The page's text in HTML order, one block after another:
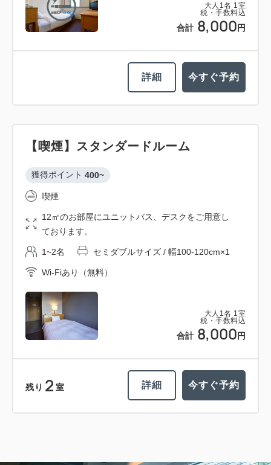
大人 1 名 1 室
税・手数料込
合計 8,000 円
詳細 今すぐ予約
大人 1 名 1 室
税・手数料込
合計 8,000 円
【喫煙】スタンダードルーム
獲得ポイント 400~
喫煙
12㎡のお部屋にユニットバス、デスクをご用意し
ております。
1~2名 セミダブルサイズ / 幅100-120cm×1
Wi-Fiあり（無料）
残り 2 室 詳細 今すぐ予約